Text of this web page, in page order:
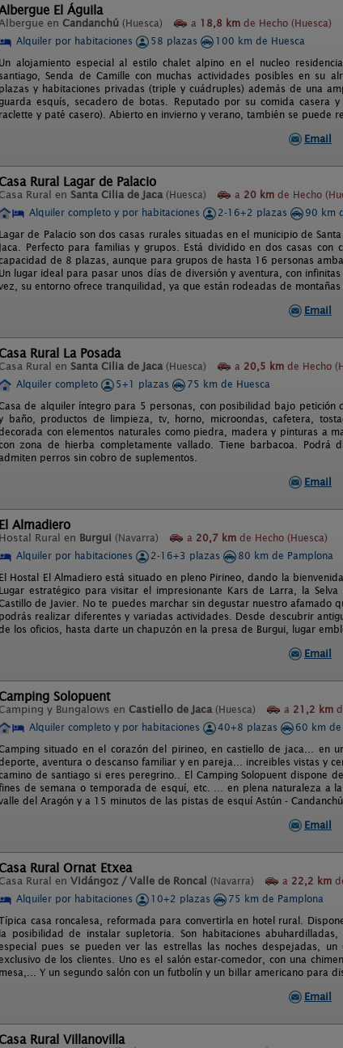
El Águila
en Candanchú (Huesca) a 18,8 km de Hecho (Huesca)
Alquiler por habitaciones
58 plazas
100 km de Huesca
Un alojamiento especial al estilo chalet alpino en el nucleo
santiago, Senda de Camille con muchas actividades posibles en su
plazas y habitaciones privadas (triple y cuádruples) además de una
esquís, secadero de botas. Reputado por su comida casera
raclette y paté casero). Abierto en invierno y verano, también se puede
Email
Rural Lagar de Palacio
Rural en Santa Cilia de Jaca (Huesca) a 20 km de Hecho
Alquiler completo y por habitaciones
2-16+2 plazas
90 km
Lagar de Palacio son dos casas rurales situadas en el municipio de
Jaca. Perfecto para familias y grupos. Está dividido en dos casas con
de 8 plazas, aunque para grupos de hasta 16 personas
Un lugar ideal para pasar unos días de diversión y aventura, con
su entorno ofrece tranquilidad, ya que están rodeadas de
Email
Rural La Posada
Rural en Santa Cilia de Jaca (Huesca) a 20,5 km de Hecho
Alquiler completo
5+1 plazas
75 km de Huesca
de alquiler íntegro para 5 personas, con posibilidad bajo
baño, productos de limpieza, tv, horno, microondas, cafetera,
con elementos naturales como piedra, madera y pinturas a
zona de hierba completamente vallado. Tiene barbacoa. Podrá
perros sin cobro de suplementos.
Email
El Almadiero
Hostal Rural en Burgui (Navarra) a 20,7 km de Hecho (Huesca)
Alquiler por habitaciones
2-16+3 plazas
80 km de Pamplona
El Hostal El Almadiero está situado en pleno Pirineo, dando la
Lugar estratégico para visitar el impresionante Kars de Larra, la
de Javier. No te puedes marchar sin degustar nuestro afamado
podrás realizar diferentes y variadas actividades. Desde descubrir
los oficios, hasta darte un chapuzón en la presa de Burgui, lugar
Email
Solopuent
y Bungalows en Castiello de Jaca (Huesca) a 21,2 km
Alquiler completo y por habitaciones
40+8 plazas
60 km de
situado en el corazón del pirineo, en castiello de jaca... en
aventura o descanso familiar y en pareja... increibles vistas y
de santiago si eres peregrino.. El Camping Solopuent dispone
de semana o temporada de esquí, etc. … en plena naturaleza a
del Aragón y a 15 minutos de las pistas de esquí Astún - Candanchú.
Email
Rural Ornat Etxea
Rural en Vidángoz / Valle de Roncal (Navarra) a 22,2 km
Alquiler por habitaciones
10+2 plazas
75 km de Pamplona
casa roncalesa, reformada para convertirla en hotel rural.
la posibilidad de instalar supletoria. Son habitaciones
pues se pueden ver las estrellas las noches despejadas,
de los clientes. Uno es el salón estar-comedor, con una
mesa,... Y un segundo salón con un futbolín y un billar americano para
Email
Rural Villanovilla